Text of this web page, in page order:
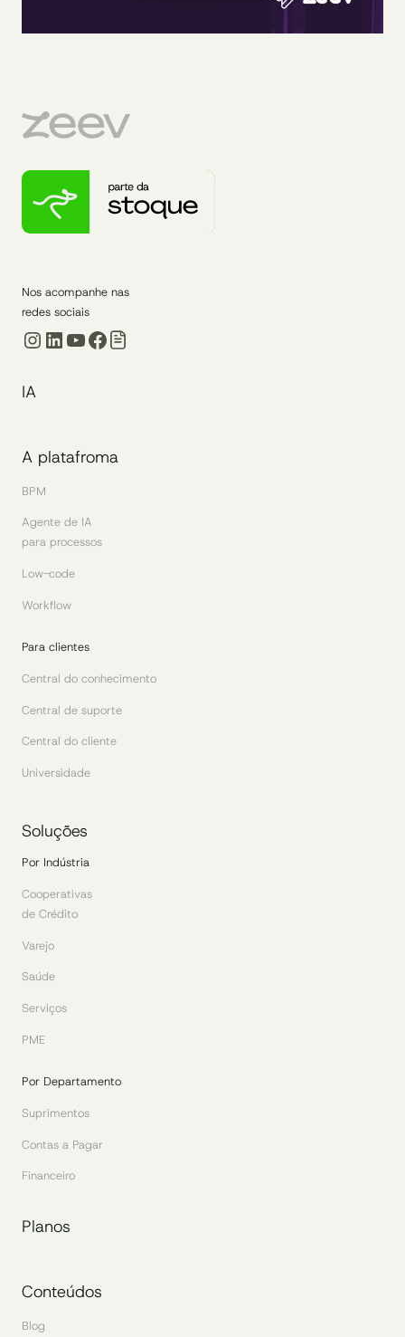
Nos acompanhe nas
redes sociais
Instagram
LinkedIn
Youtube
Facebook
IA
A platafroma
BPM
Agente de IA
para processos
Low-code
Workflow
Para clientes
Central do conhecimento
Central de suporte
Central do cliente
Universidade
Soluções
Por Indústria
Cooperativas
de Crédito
Varejo
Saúde
Serviços
PME
Por Departamento
Suprimentos
Contas a Pagar
Financeiro
Planos
Conteúdos
Blog